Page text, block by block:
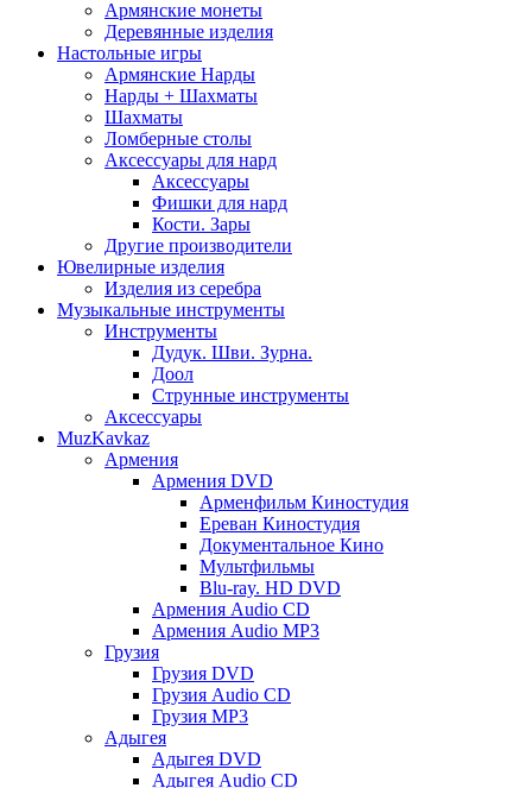
Армянские монеты
Деревянные изделия
Настольные игры
Армянские Нарды
Нарды + Шахматы
Шахматы
Ломберные столы
Аксессуары для нард
Аксессуары
Фишки для нард
Кости. Зары
Другие производители
Ювелирные изделия
Изделия из серебра
Музыкальные инструменты
Инструменты
Дудук. Шви. Зурна.
Доол
Струнные инструменты
Аксессуары
MuzKavkaz
Армения
Армения DVD
Арменфильм Киностудия
Ереван Киностудия
Документальное Кино
Мультфильмы
Blu-ray. HD DVD
Армения Audio CD
Армения Audio MP3
Грузия
Грузия DVD
Грузия Audio CD
Грузия MP3
Адыгея
Адыгея DVD
Адыгея Audio CD